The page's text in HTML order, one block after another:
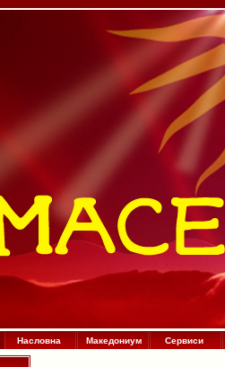
Насловна Македониум Сервиси